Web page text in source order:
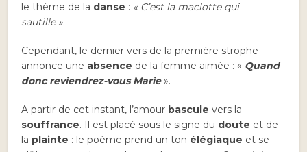
le thème de la danse : « C’est la maclotte qui
sautille ».
Cependant, le dernier vers de la première strophe
annonce une absence de la femme aimée : « Quand
donc reviendrez-vous Marie».
A partir de cet instant, l’amour bascule vers la
souffrance. Il est placé sous le signe du doute et de
la plainte : le poème prend un ton élégiaque et se